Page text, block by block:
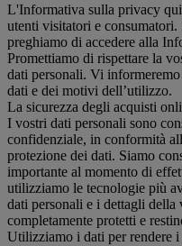
L'Informativa sulla privacy
utenti visitatori e
preghiamo di accedere alla
Promettiamo di rispettare la
dati personali. Vi
dati e dei motivi dell’utilizzo.
La sicurezza degli acquisti
I vostri dati personali sono
confidenziale, in conformità
protezione dei dati. Siamo
importante al momento di
utilizziamo le tecnologie più
dati personali e i dettagli della
completamente protetti e
Utilizziamo i dati per rendere